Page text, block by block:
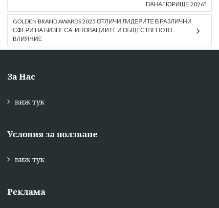
ПАНАГЮРИЩЕ 2026“
GOLDEN BRAND AWARDS 2025 ОТЛИЧИ ЛИДЕРИТЕ В РАЗЛИЧНИ
СФЕРИ НА БИЗНЕСА, ИНОВАЦИИТЕ И ОБЩЕСТВЕНОТО
ВЛИЯНИЕ
За Нас
виж тук
Условия за ползване
виж тук
Реклама